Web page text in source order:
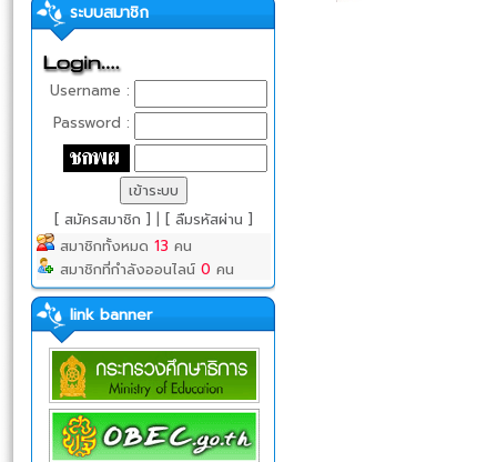
ระบบสมาชิก
Username :
Password :
[ สมัครสมาชิก ] | [ ลืมรหัสผ่าน ]
สมาชิกทั้งหมด 13 คน
สมาชิกที่กำลังออนไลน์ 0 คน
link banner